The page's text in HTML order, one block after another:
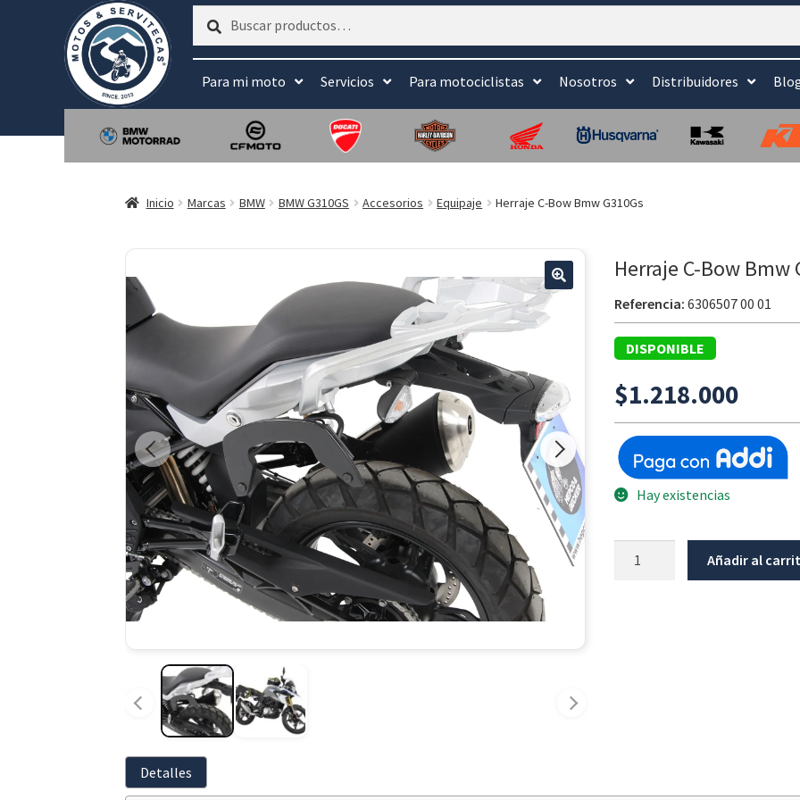
Buscar
Buscar
Para mi moto Servicios Para motociclistas Nosotros Distribuidores
Inicio Marcas BMW BMW G310GS Accesorios Equipaje Herraje C-Bow Bmw G310Gs
🔍
Herraje C-Bow Bmw
Referencia: 6306507 00 01
DISPONIBLE
$1.218.000
Hay existencias
Añadir al
Detalles